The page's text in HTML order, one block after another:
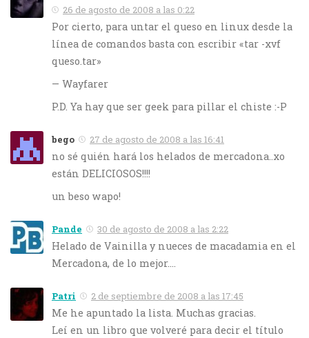
26 de agosto de 2008 a las 0:22
Por cierto, para untar el queso en linux desde la
línea de comandos basta con escribir «tar -xvf
queso.tar»
— Wayfarer
P.D. Ya hay que ser geek para pillar el chiste :-P
bego 27 de agosto de 2008 a las 16:41
no sé quién hará los helados de mercadona..xo
están DELICIOSOS!!!!
un beso wapo!
Pande 30 de agosto de 2008 a las 2:22
Helado de Vainilla y nueces de macadamia en el
Mercadona, de lo mejor….
Patri 2 de septiembre de 2008 a las 17:45
Me he apuntado la lista. Muchas gracias.
Leí en un libro que volveré para decir el título